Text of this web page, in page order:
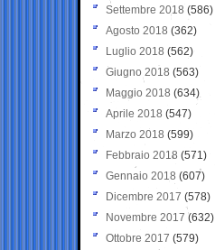
Settembre 2018 (586)
Agosto 2018 (362)
Luglio 2018 (562)
Giugno 2018 (563)
Maggio 2018 (634)
Aprile 2018 (547)
Marzo 2018 (599)
Febbraio 2018 (571)
Gennaio 2018 (607)
Dicembre 2017 (578)
Novembre 2017 (632)
Ottobre 2017 (579)